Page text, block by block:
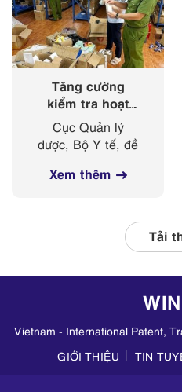
tài sản trí tuệ,
giảm thiểu rủi...
Tăng cường
kiểm tra hoạt
động kinh doanh
mỹ phẩm trên
các nền tảng
mạng xã hội
Cục Quản lý
dược, Bộ Y tế, đề
tỉnh, thành phố
liên quan, tập
trung kiểm tra
doanh mỹ phẩm
Xem thêm
Tải
Vietnam - International Patent,
GIỚI THIỆU
TIN